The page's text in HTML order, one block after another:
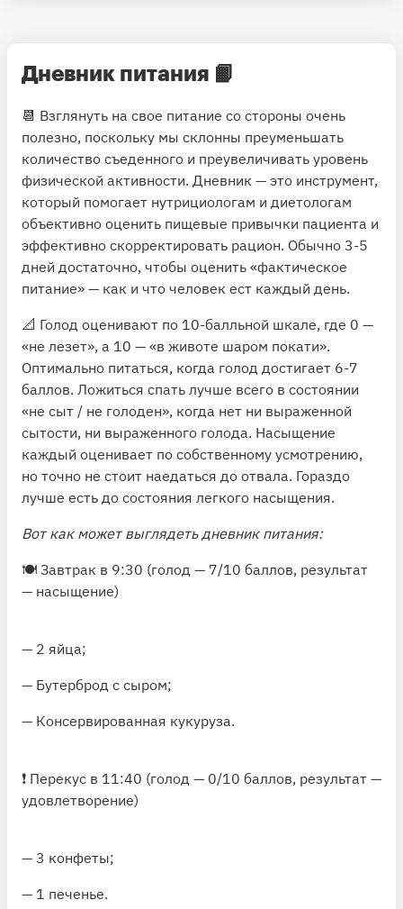
Дневник питания 📙
📆 Взглянуть на свое питание со стороны очень
полезно, поскольку мы склонны преуменьшать
количество съеденного и преувеличивать уровень
физической активности. Дневник — это инструмент,
который помогает нутрициологам и диетологам
объективно оценить пищевые привычки пациента и
эффективно скорректировать рацион. Обычно 3-5
дней достаточно, чтобы оценить «фактическое
питание» — как и что человек ест каждый день.
📐 Голод оценивают по 10-балльной шкале, где 0 —
«не лезет», а 10 — «в животе шаром покати».
Оптимально питаться, когда голод достигает 6-7
баллов. Ложиться спать лучше всего в состоянии
«не сыт / не голоден», когда нет ни выраженной
сытости, ни выраженного голода. Насыщение
каждый оценивает по собственному усмотрению,
но точно не стоит наедаться до отвала. Гораздо
лучше есть до состояния легкого насыщения.
Вот как может выглядеть дневник питания:
🍽 Завтрак в 9:30 (голод — 7/10 баллов, результат
— насыщение)
— 2 яйца;
— Бутерброд с сыром;
— Консервированная кукуруза.
❗️ Перекус в 11:40 (голод — 0/10 баллов, результат —
удовлетворение)
— 3 конфеты;
— 1 печенье.